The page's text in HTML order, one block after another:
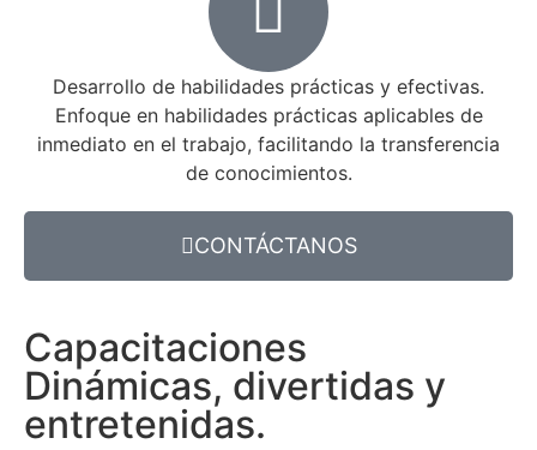
Desarrollo de habilidades prácticas y efectivas.
Enfoque en habilidades prácticas aplicables de
inmediato en el trabajo, facilitando la transferencia
de conocimientos.
CONTÁCTANOS
Capacitaciones
Dinámicas, divertidas y
entretenidas.